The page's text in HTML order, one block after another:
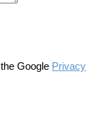
Google Privacy